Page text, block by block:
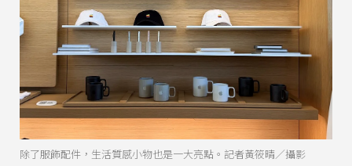
除了服飾配件，生活質感小物也是一大亮點。記者黃筱晴／攝影